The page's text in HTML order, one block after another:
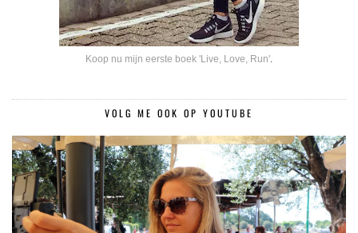
Koop nu mijn eerste boek 'Live, Love, Run'.
VOLG ME OOK OP YOUTUBE